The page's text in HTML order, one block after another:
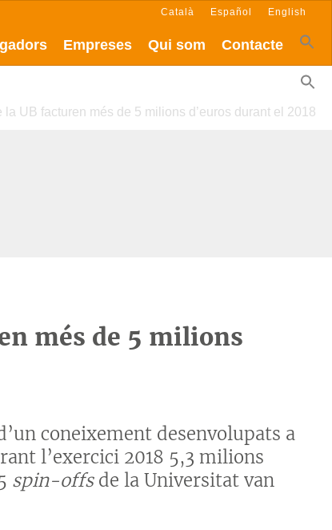
Empreses Qui som Contacte
Català Español English
la UB facturen més de 5 milions d’euros durant el 2018
més de 5 milions
coneixement desenvolupats a
l’exercici 2018 5,3 milions
spin-offs de la Universitat van